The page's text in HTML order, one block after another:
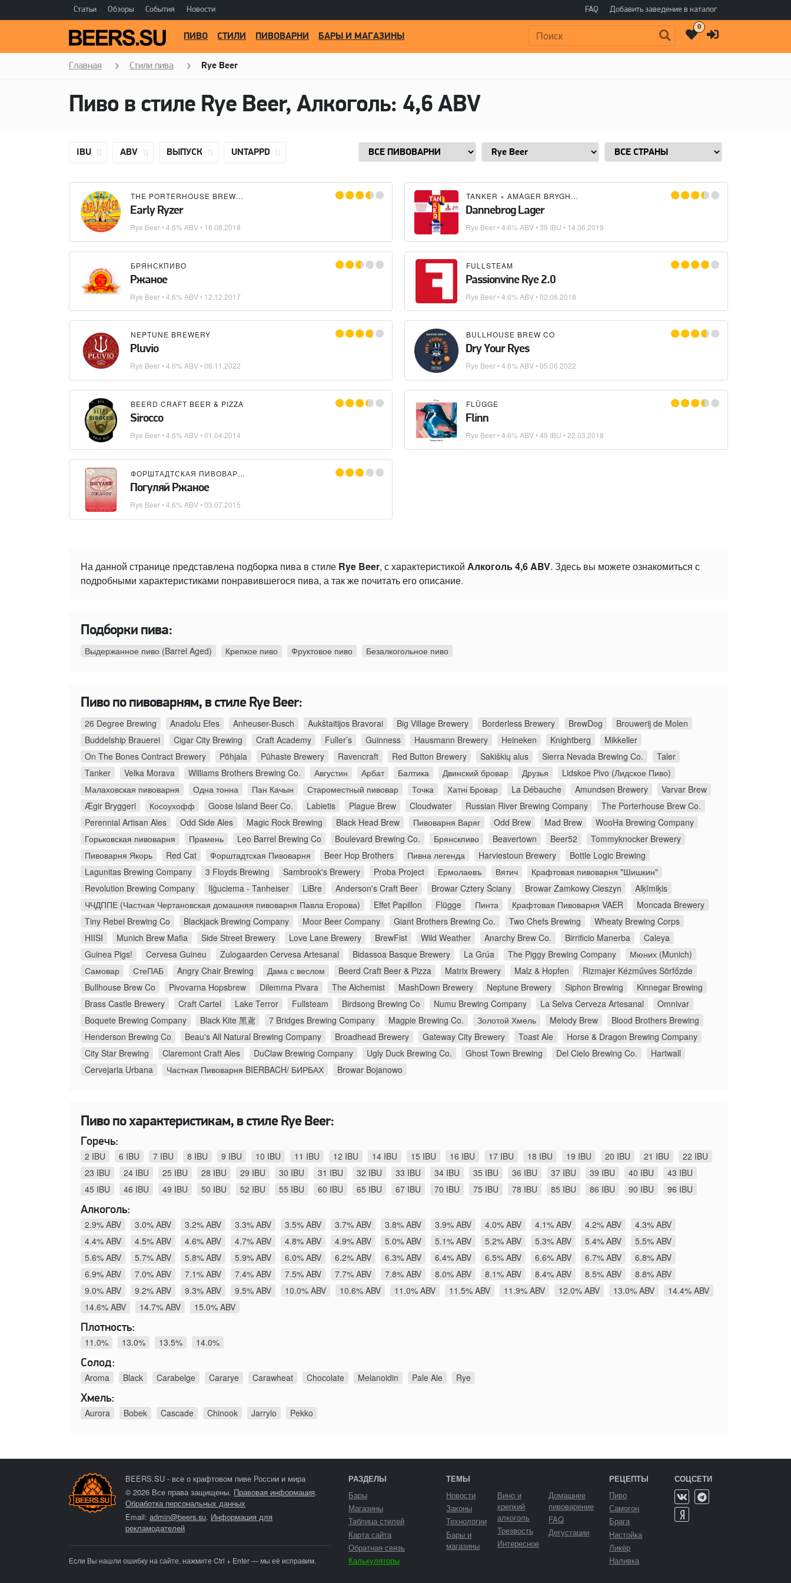
Статьи Обзоры События Новости FAQ Добавить заведение в каталог
Поиск:
ПИВО СТИЛИ ПИВОВАРНИ БАРЫ И МАГАЗИНЫ
0
Главная Стили пива Rye Beer
Пиво в стиле Rye Beer, Алкоголь: 4,6 ABV
IBU ABV ВЫПУСК UNTAPPD
THE PORTERHOUSE BREW CO.
Early Ryzer
Rye Beer• 4.6% ABV • 16.08.2018
TANKER × AMAGER BRYGHUS UJH MAN'S BREWERY
Dannebrog Lager
Rye Beer• 4.6% ABV • 39 IBU • 14.06.2019
БРЯНСКПИВО
Ржаное
Rye Beer• 4.6% ABV • 12.12.2017
FULLSTEAM
Passionvine Rye 2.0
Rye Beer• 4.6% ABV •02.06.2018
NEPTUNE BREWERY
Pluvio
Rye Beer• 4.6% ABV •06.11.2022
BULLHOUSE BREW CO
Dry Your Ryes
Rye Beer• 4.6% ABV •05.06.2022
BEERD CRAFT BEER & PIZZA
Sirocco
Rye Beer• 4.6% ABV •01.04.2014
FLÜGGE
Flinn
Rye Beer• 4.6% ABV • 49 IBU •22.03.2018
ФОРШТАДТСКАЯ ПИВОВАРНЯ
Погуляй Ржаное
Rye Beer• 4.6% ABV •03.07.2015
На данной странице представлена подборка пива в стиле Rye Beer, с характеристикой Алкоголь 4,6 ABV. Здесь вы можете ознакомиться с
подробными характеристиками понравившегося пива, а так же почитать его описание.
Подборки пива:
Выдержанное пиво (Barrel Aged) Крепкое пиво Фруктовое пиво Безалкогольное пиво
Пиво по пивоварням, в стиле Rye Beer:
26 Degree Brewing Anadolu Efes Anheuser-Busch Aukštaitijos Bravorai Big Village Brewery Borderless Brewery BrewDog
Brouwerij de Molen
Buddelship Brauerei
Cigar City Brewing Craft Academy Fuller’s Guinness Hausmann Brewery Heineken Knightberg
Mikkeller
On The Bones Contract Brewery
Põhjala Pühaste Brewery Ravencraft Red Button Brewery Sakiškių alus Sierra Nevada Brewing Co.
Taler
Tanker
Velka Morava Williams Brothers Brewing Co. Августин Арбат Балтика Двинский бровар Друзья
Lidskoe Pivo (Лидское Пиво)
Малаховская пивоварня
Одна тонна Пан Качын Староместный пивовар Точка Хатні Бровар La Débauche Amundsen Brewery
Varvar Brew
Ægir Bryggeri
Косоухофф Goose Island Beer Co. Labietis Plague Brew Cloudwater Russian River Brewing Company
The Porterhouse Brew Co.
Perennial Artisan Ales
Odd Side Ales Magic Rock Brewing Black Head Brew Пивоварня Варяг Odd Brew Mad Brew
WooHa Brewing Company
Горьковская пивоварня
Прамень Leo Barrel Brewing Co Boulevard Brewing Co. Брянскпиво Beavertown Beer52
Tommyknocker Brewery
Пивоварня Якорь
Red Cat Форштадтская Пивоварня Beer Hop Brothers Пивна легенда Harviestoun Brewery
Bottle Logic Brewing
Lagunitas Brewing Company
3 Floyds Brewing Sambrook's Brewery Proba Project Ермолаевъ Вятич
Крафтовая пивоварня "Шишкин"
Revolution Brewing Company
Iļģuciema - Tanheiser LiBre Anderson's Craft Beer Browar Cztery Ściany Browar Zamkowy Cieszyn
Alķīmiķis
ЧЧДППЕ (Частная Чертановская домашняя пивоварня Павла Егорова)
Effet Papillon Flügge Пинта Крафтовая Пивоварня VAER
Moncada Brewery
Tiny Rebel Brewing Co
Blackjack Brewing Company Moor Beer Company Giant Brothers Brewing Co. Two Chefs Brewing
Wheaty Brewing Corps
HIISI
Munich Brew Mafia Side Street Brewery Love Lane Brewery BrewFist Wild Weather Anarchy Brew Co. Birrificio Manerba
Caleya
Guinea Pigs!
Cervesa Guineu Zulogaarden Cervesa Artesanal Bidassoa Basque Brewery La Grúa The Piggy Brewing Company
Мюних (Munich)
Самовар
СтеПАБ Angry Chair Brewing Дама с веслом Beerd Craft Beer & Pizza Matrix Brewery Malz & Hopfen
Rizmajer Kézműves Sörfőzde
Bullhouse Brew Co
Pivovarna Hopsbrew Dilemma Pivara The Alchemist MashDown Brewery Neptune Brewery Siphon Brewing
Kinnegar Brewing
Brass Castle Brewery
Craft Cartel Lake Terror Fullsteam Birdsong Brewing Co Numu Brewing Company La Selva Cerveza Artesanal
Omnivar
Boquete Brewing Company
Black Kite 黑鳶 7 Bridges Brewing Company Magpie Brewing Co. Золотой Хмель Melody Brew
Blood Brothers Brewing
Henderson Brewing Co
Beau's All Natural Brewing Company Broadhead Brewery Gateway City Brewery Toast Ale
Horse & Dragon Brewing Company
City Star Brewing
Claremont Craft Ales DuClaw Brewing Company Ugly Duck Brewing Co. Ghost Town Brewing Del Cielo Brewing Co.
Hartwall
Cervejaria Urbana
Частная Пивоварня BIERBACH/ БИРБАХ Browar Bojanowo
Пиво по характеристикам, в стиле Rye Beer:
Горечь:
2 IBU
6 IBU 7 IBU 8 IBU 9 IBU 10 IBU 11 IBU 12 IBU 14 IBU 15 IBU 16 IBU 17 IBU 18 IBU 19 IBU 20 IBU 21 IBU
22 IBU
23 IBU
24 IBU 25 IBU 28 IBU 29 IBU 30 IBU 31 IBU 32 IBU 33 IBU 34 IBU 35 IBU 36 IBU 37 IBU 39 IBU 40 IBU
43 IBU
45 IBU
46 IBU 49 IBU 50 IBU 52 IBU 55 IBU 60 IBU 65 IBU 67 IBU 70 IBU 75 IBU 78 IBU 85 IBU 86 IBU 90 IBU
96 IBU
Алкоголь:
2.9% ABV
3.0% ABV 3.2% ABV 3.3% ABV 3.5% ABV 3.7% ABV 3.8% ABV 3.9% ABV 4.0% ABV 4.1% ABV 4.2% ABV
4.3% ABV
4.4% ABV
4.5% ABV 4.6% ABV 4.7% ABV 4.8% ABV 4.9% ABV 5.0% ABV 5.1% ABV 5.2% ABV 5.3% ABV 5.4% ABV
5.5% ABV
5.6% ABV
5.7% ABV 5.8% ABV 5.9% ABV 6.0% ABV 6.2% ABV 6.3% ABV 6.4% ABV 6.5% ABV 6.6% ABV 6.7% ABV
6.8% ABV
6.9% ABV
7.0% ABV 7.1% ABV 7.4% ABV 7.5% ABV 7.7% ABV 7.8% ABV 8.0% ABV 8.1% ABV 8.4% ABV 8.5% ABV
8.8% ABV
9.0% ABV
9.2% ABV 9.3% ABV 9.5% ABV 10.0% ABV 10.6% ABV 11.0% ABV 11.5% ABV 11.9% ABV 12.0% ABV 13.0% ABV
14.4% ABV
14.6% ABV
14.7% ABV
15.0% ABV
Плотность:
11.0%
13.0% 13.5%
14.0%
Солод:
Aroma
Black Carabelge Cararye Carawheat Chocolate Melanoidin Pale Ale
Rye
Хмель:
Aurora
Bobek Cascade Chinook Jarrylo Pekko
BEERS.SU - все о крафтовом пиве России и мира
© 2026 Все права защищены. Правовая информация.
Обработка персональных данных
Email: admin@beers.su. Информация для
рекламодателей
Если Вы нашли ошибку на сайте, нажмите Ctrl + Enter — мы её исправим.
РАЗДЕЛЫ
Бары
Магазины
Таблица стилей
Карта сайта
Обратная связь
Калькуляторы
ТЕМЫ
Новости
Законы
Технологии
Бары и
магазины
Вино и
крепкий
алкоголь
Трезвость
Интересное
Домашнее
пивоварение
FAQ
Дегустации
РЕЦЕПТЫ
Пиво
Самогон
Брага
Настойка
Ликёр
Наливка
СОЦСЕТИ